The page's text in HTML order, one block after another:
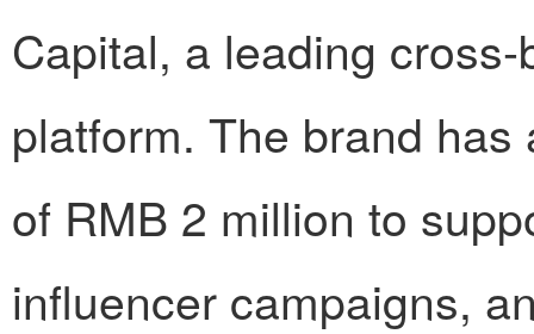
Capital, a leading
platform. The brand
of RMB 2 million to
influencer campaigns,